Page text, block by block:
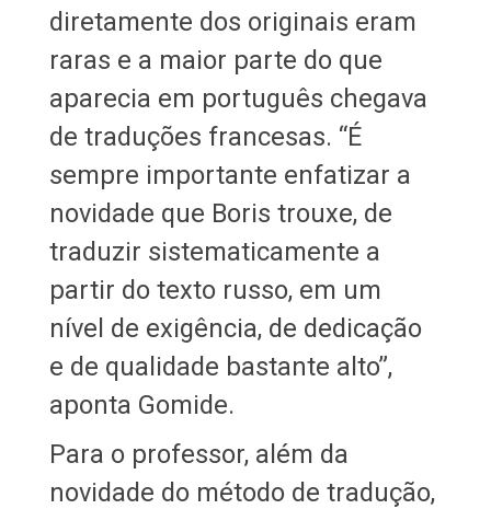
diretamente dos originais eram
raras e a maior parte do que
aparecia em português chegava
de traduções francesas. “É
sempre importante enfatizar a
novidade que Boris trouxe, de
traduzir sistematicamente a
partir do texto russo, em um
nível de exigência, de dedicação
e de qualidade bastante alto”,
aponta Gomide.
Para o professor, além da
novidade do método de tradução,